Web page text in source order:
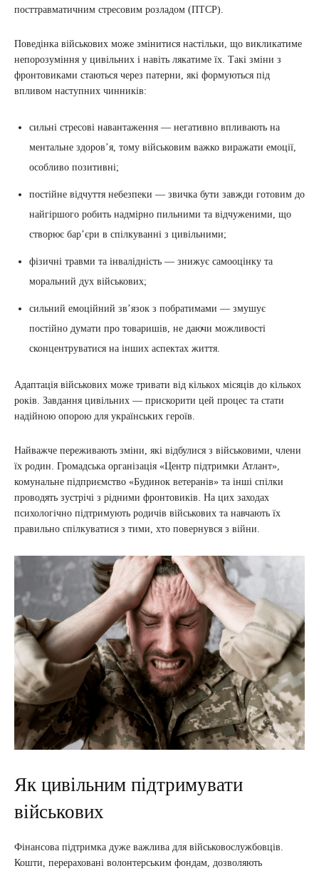
посттравматичним стресовим розладом (ПТСР).
Поведінка військових може змінитися настільки, що викликатиме
непорозуміння у цивільних і навіть лякатиме їх. Такі зміни з
фронтовиками стаються через патерни, які формуються під
впливом наступних чинників:
сильні стресові навантаження — негативно впливають на
ментальне здоров’я, тому військовим важко виражати емоції,
особливо позитивні;
постійне відчуття небезпеки — звичка бути завжди готовим до
найгіршого робить надмірно пильними та відчуженими, що
створює бар’єри в спілкуванні з цивільними;
фізичні травми та інвалідність — знижує самооцінку та
моральний дух військових;
сильний емоційний зв’язок з побратимами — змушує
постійно думати про товаришів, не даючи можливості
сконцентруватися на інших аспектах життя.
Адаптація військових може тривати від кількох місяців до кількох
років. Завдання цивільних — прискорити цей процес та стати
надійною опорою для українських героїв.
Найважче переживають зміни, які відбулися з військовими, члени
їх родин. Громадська організація «Центр підтримки Атлант»,
комунальне підприємство «Будинок ветеранів» та інші спілки
проводять зустрічі з рідними фронтовиків. На цих заходах
психологічно підтримують родичів військових та навчають їх
правильно спілкуватися з тими, хто повернувся з війни.
Як цивільним підтримувати
військових
Фінансова підтримка дуже важлива для військовослужбовців.
Кошти, перераховані волонтерським фондам, дозволяють